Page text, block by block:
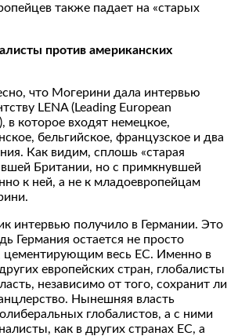
также падает на «старых
против американских
что Могерини дала интервью
LENA (Leading European
в которое входят немецкое,
бельгийское, французское и два
Как видим, сплошь «старая
Британии, но с примкнувшей
к ней, а не к младоевропейцам
интервью получило в Германии. Это
Германия остается не просто
цементирующим весь ЕС. Именно в
европейских стран, глобалисты
независимо от того, сохранит ли
Нынешняя власть
глобалистов, а с ними
как в других странах ЕС, а